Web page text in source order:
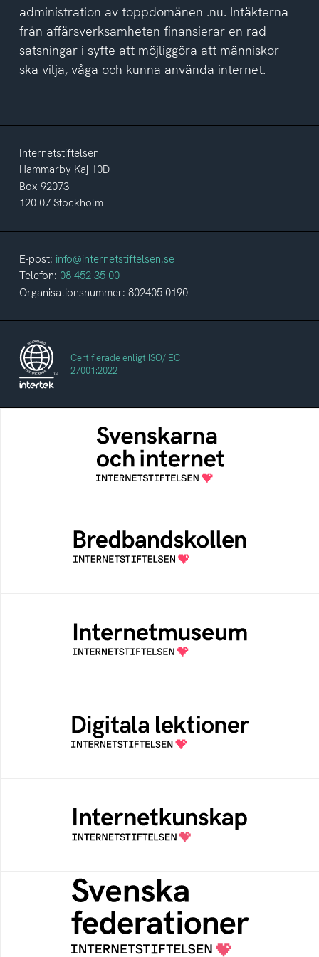
administration av toppdomänen .nu. Intäkterna
från affärsverksamheten finansierar en rad
satsningar i syfte att möjliggöra att människor
ska vilja, våga och kunna använda internet.
Internetstiftelsen
Hammarby Kaj 10D
Box 92073
120 07 Stockholm
E-post: info@internetstiftelsen.se
Telefon: 08-452 35 00
Organisationsnummer: 802405-0190
Certifierade enligt ISO/IEC
27001:2022
Svenskarna och internet
En årlig studie av svenska folkets
internetvanor
Bredbandskollen är ett oberoende
konsumentverktyg som drivs av
Internetstiftelsen
Ett digitalt museum som byggts, och kureras
av Internetstiftelsen
Öppen digital lärresurs med färdiga lektioner
för alla stadier i grundskolan
Samlad kunskap som hjälper dig att bli en
säker och medveten internetanvändare
Svenska federationer
Grunden för medlemskap i en sektors- eller
kontextspecifik federation